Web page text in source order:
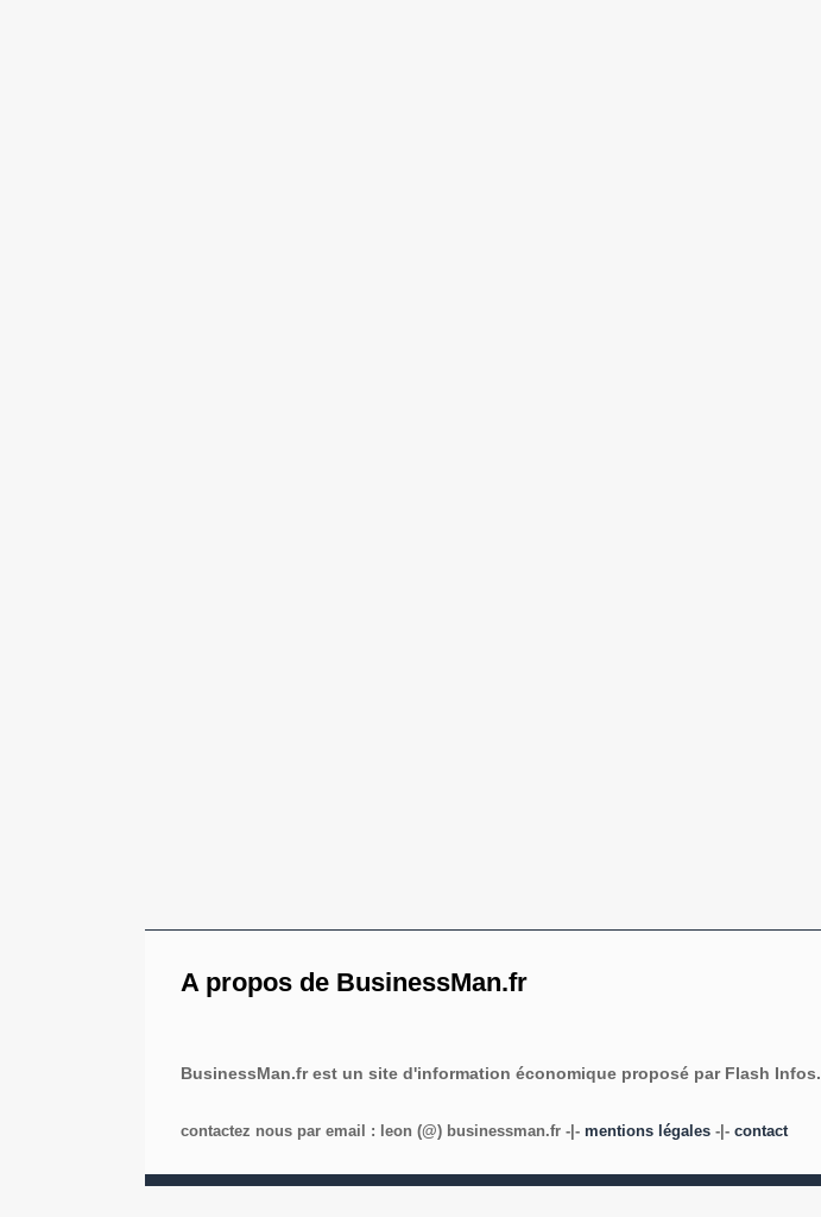
A propos de BusinessMan.fr
BusinessMan.fr est un site d'information économique proposé par Flash Infos.
contactez nous par email : leon (@) businessman.fr -|- mentions légales -|- contact